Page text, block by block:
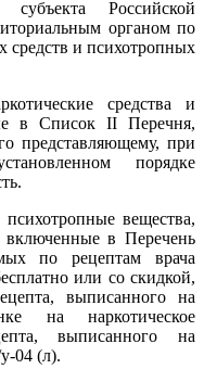
субъекта Российской
органом по
средств и психотропных
средства и
в Список II Перечня,
представляющему, при
порядке
вещества,
в Перечень
по рецептам врача
или со скидкой,
выписанного на
на наркотическое
выписанного на
04 (л).